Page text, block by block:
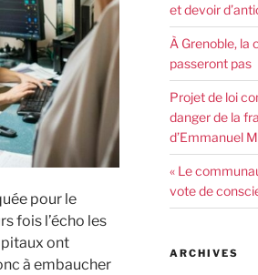
pour le
fois l’écho les
ont
à embaucher
et devoir
À Grenoble, la
passeront pas
Projet de loi
danger de la
d’Emmanuel
« Le
vote de
ARCHIVES